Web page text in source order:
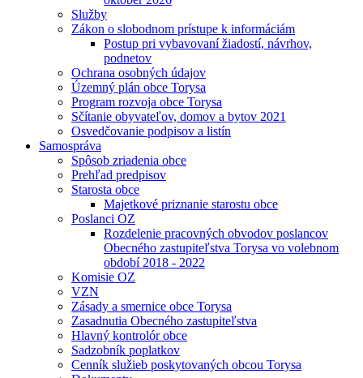
Služby
Zákon o slobodnom prístupe k informáciám
Postup pri vybavovaní žiadostí, návrhov,
podnetov
Ochrana osobných údajov
Územný plán obce Torysa
Program rozvoja obce Torysa
Sčítanie obyvateľov, domov a bytov 2021
Osvedčovanie podpisov a listín
Samospráva
Spôsob zriadenia obce
Prehľad predpisov
Starosta obce
Majetkové priznanie starostu obce
Poslanci OZ
Rozdelenie pracovných obvodov poslancov
Obecného zastupiteľstva Torysa vo volebnom
období 2018 - 2022
Komisie OZ
VZN
Zásady a smernice obce Torysa
Zasadnutia Obecného zastupiteľstva
Hlavný kontrolór obce
Sadzobník poplatkov
Cenník služieb poskytovaných obcou Torysa